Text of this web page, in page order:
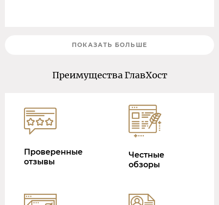
ПОКАЗАТЬ БОЛЬШЕ
Преимущества ГлавХост
Проверенные
отзывы
Честные
обзоры